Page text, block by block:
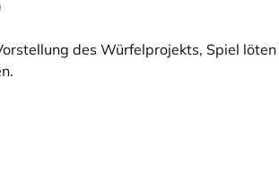
des Würfelprojekts, Spiel löten